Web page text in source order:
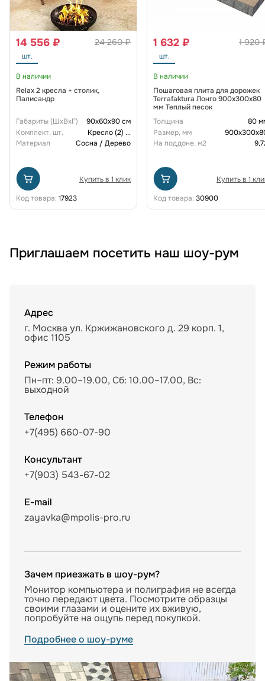
24 260 ₽
14 556 ₽
шт.
В наличии
Relax 2 кресла + столик,
Палисандр
Габариты (ШxВxГ)
90x60x90 см
Комплект, шт.
Кресло (2) ...
Материал
Сосна / Дерево
Купить в 1 клик
Код товара: 17923
1 920
1 632 ₽
шт.
В наличии
Пошаговая плита для дорожек
Terrafaktura Лонго 900х300х80
мм Теплый песок
Толщина
80
Размер, мм
На поддоне, м2
Купить в 1
Код товара: 30900
Приглашаем посетить наш шоу-рум
Адрес
г. Москва ул. Кржижановского д. 29 корп. 1,
офис 1105
Режим работы
Пн–пт: 9.00–19.00, Сб: 10.00–17.00, Вс:
выходной
Телефон
+7(495) 660-07-90
Консультант
+7(903) 543-67-02
E-mail
zayavka@mpolis-pro.ru
Зачем приезжать в шоу-рум?
Монитор компьютера и полиграфия не всегда
точно передают цвета. Посмотрите образцы
своими глазами и оцените их вживую,
попробуйте на ощупь перед покупкой.
Подробнее о шоу-руме